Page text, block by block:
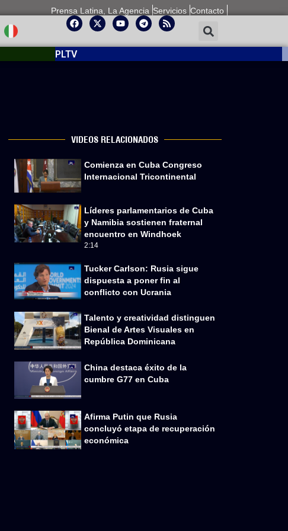
Prensa Latina, La Agencia Servicios Contacto
PLTV
VIDEOS RELACIONADOS
Comienza en Cuba Congreso
Internacional Tricontinental
Líderes parlamentarios de Cuba
y Namibia sostienen fraternal
encuentro en Windhoek
2:14
Tucker Carlson: Rusia sigue
dispuesta a poner fin al
conflicto con Ucrania
Talento y creatividad distinguen
Bienal de Artes Visuales en
República Dominicana
China destaca éxito de la
cumbre G77 en Cuba
Afirma Putin que Rusia
concluyó etapa de recuperación
económica